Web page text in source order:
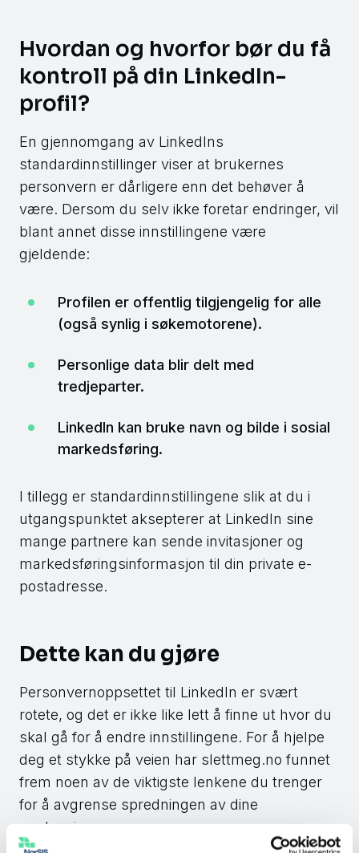
Hvordan og hvorfor bør du få
kontroll på din LinkedIn-
profil?
En gjennomgang av LinkedIns
standardinnstillinger viser at brukernes
personvern er dårligere enn det behøver å
være. Dersom du selv ikke foretar endringer, vil
blant annet disse innstillingene være
gjeldende:
Profilen er offentlig tilgjengelig for alle
(også synlig i søkemotorene).
Personlige data blir delt med
tredjeparter.
LinkedIn kan bruke navn og bilde i sosial
markedsføring.
I tillegg er standardinnstillingene slik at du i
utgangspunktet aksepterer at LinkedIn sine
mange partnere kan sende invitasjoner og
markedsføringsinformasjon til din private e-
postadresse.
Dette kan du gjøre
Personvernoppsettet til LinkedIn er svært
rotete, og det er ikke like lett å finne ut hvor du
skal gå for å endre innstillingene. For å hjelpe
deg et stykke på veien har slettmeg.no funnet
frem noen av de viktigste lenkene du trenger
for å avgrense spredningen av dine
opplysninger: